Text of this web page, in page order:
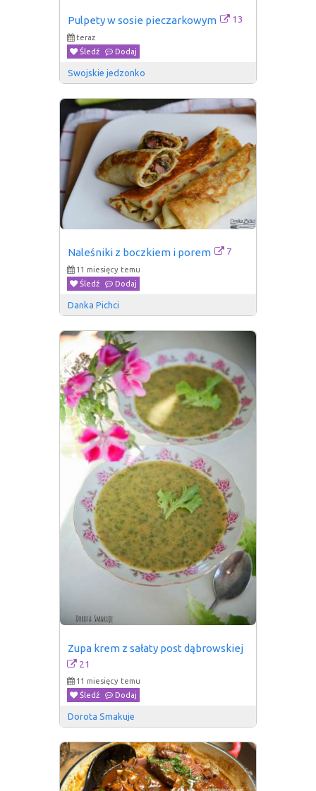
Pulpety w sosie pieczarkowym 13
teraz
Śledź
Dodaj
Swojskie jedzonko
Naleśniki z boczkiem i porem 7
11 miesięcy temu
Śledź
Dodaj
Danka Pichci
Zupa krem z sałaty post dąbrowskiej
21
11 miesięcy temu
Śledź
Dodaj
Dorota Smakuje